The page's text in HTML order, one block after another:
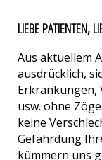
LIEBE PATIENTEN,
Aus aktuellem
ausdrücklich,
Erkrankungen,
usw. ohne
keine
Gefährdung
kümmern uns